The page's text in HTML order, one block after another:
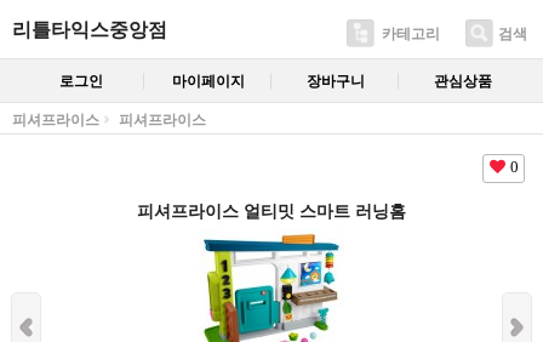
리틀타익스중앙점 카테고리 검색
로그인 마이페이지 장바구니 관심상품
피셔프라이스 피셔프라이스
0
피셔프라이스 얼티밋 스마트 러닝홈